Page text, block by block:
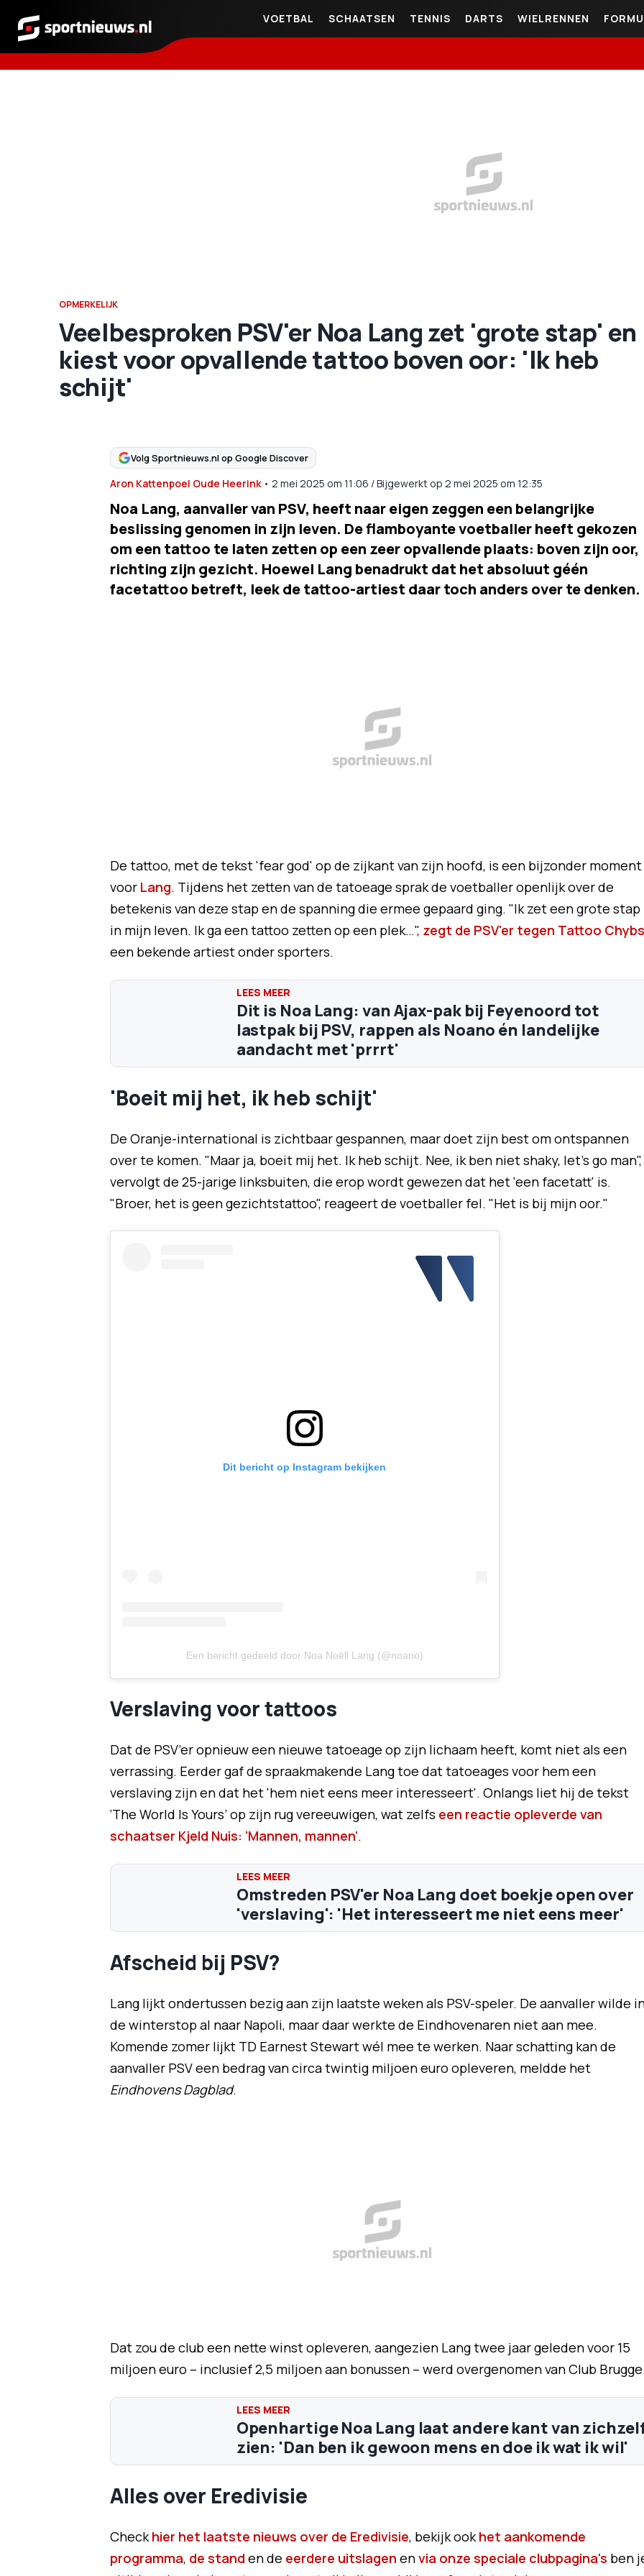
Sportnieuws.nl
VOETBAL SCHAATSEN TENNIS DARTS WIELRENNEN
OPMERKELIJK
Veelbesproken PSV'er Noa Lang zet 'grote stap' en
kiest voor opvallende tattoo boven oor: 'Ik heb
schijt'
Volg Sportnieuws.nl op Google Discover
Aron Kattenpoel Oude Heerink• 2 mei 2025 om 11:06 /Bijgewerkt op 2 mei 2025 om 12:35
Noa Lang, aanvaller van PSV, heeft naar eigen zeggen een belangrijke
beslissing genomen in zijn leven. De flamboyante voetballer heeft gekozen
om een tattoo te laten zetten op een zeer opvallende plaats: boven zijn oor,
richting zijn gezicht. Hoewel Lang benadrukt dat het absoluut géén
facetattoo betreft, leek de tattoo-artiest daar toch anders over te denken.
De tattoo, met de tekst 'fear god' op de zijkant van zijn hoofd, is een bijzonder moment
voor Lang. Tijdens het zetten van de tatoeage sprak de voetballer openlijk over de
betekenis van deze stap en de spanning die ermee gepaard ging. "Ik zet een grote stap
in mijn leven. Ik ga een tattoo zetten op een plek…", zegt de PSV'er tegen Tattoo Chybs
een bekende artiest onder sporters.
Dit is Noa Lang: van Ajax-pak bij Feyenoord tot
lastpak bij PSV, rappen als Noano én landelijke
aandacht met 'prrrt'
'Boeit mij het, ik heb schijt'
De Oranje-international is zichtbaar gespannen, maar doet zijn best om ontspannen
over te komen. "Maar ja, boeit mij het. Ik heb schijt. Nee, ik ben niet shaky, let's go man",
vervolgt de 25-jarige linksbuiten, die erop wordt gewezen dat het 'een facetatt' is.
"Broer, het is geen gezichtstattoo", reageert de voetballer fel. "Het is bij mijn oor."
Dit bericht op Instagram bekijken
Een bericht gedeeld door Noa Noëll Lang (@noano)
Verslaving voor tattoos
Dat de PSV’er opnieuw een nieuwe tatoeage op zijn lichaam heeft, komt niet als een
verrassing. Eerder gaf de spraakmakende Lang toe dat tatoeages voor hem een
verslaving zijn en dat het 'hem niet eens meer interesseert'. Onlangs liet hij de tekst
‘The World Is Yours’ op zijn rug vereeuwigen, wat zelfs een reactie opleverde van
schaatser Kjeld Nuis: 'Mannen, mannen'.
Omstreden PSV'er Noa Lang doet boekje open over
'verslaving': 'Het interesseert me niet eens meer'
Afscheid bij PSV?
Lang lijkt ondertussen bezig aan zijn laatste weken als PSV-speler. De aanvaller wilde
de winterstop al naar Napoli, maar daar werkte de Eindhovenaren niet aan mee.
Komende zomer lijkt TD Earnest Stewart wél mee te werken. Naar schatting kan de
aanvaller PSV een bedrag van circa twintig miljoen euro opleveren, meldde het
Eindhovens Dagblad.
Dat zou de club een nette winst opleveren, aangezien Lang twee jaar geleden voor 15
miljoen euro – inclusief 2,5 miljoen aan bonussen – werd overgenomen van Club
Openhartige Noa Lang laat andere kant van
zien: 'Dan ben ik gewoon mens en doe ik wat ik wil'
Alles over Eredivisie
Checkhier het laatste nieuws over de Eredivisie, bekijk ook het aankomende
programma, de stand en de eerdere uitslagen envia onze speciale clubpagina's ben